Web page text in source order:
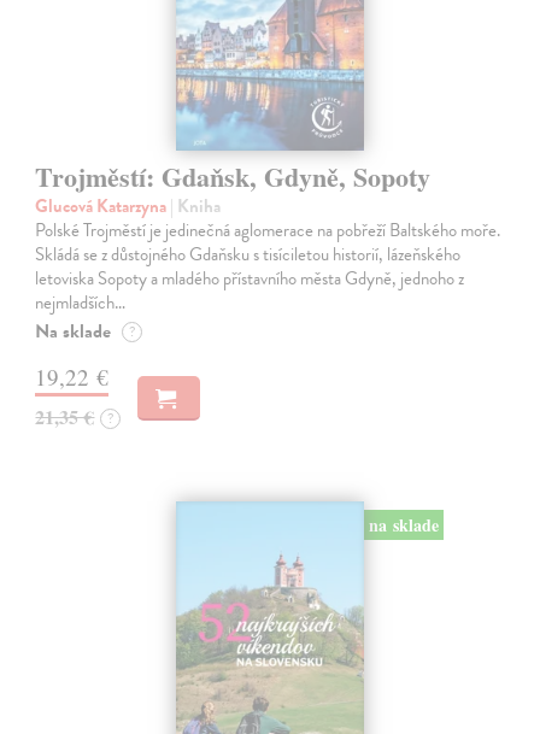
Trojměstí: Gdaňsk, Gdyně, Sopoty
Glucová Katarzyna| Kniha
Polské Trojměstí je jedinečná aglomerace na pobřeží Baltského moře.
Skládá se z důstojného Gdaňsku s tisíciletou historií, lázeňského
letoviska Sopoty a mladého přístavního města Gdyně, jednoho z
nejmladších…
Na sklade ?
19,22 €
21,35 € ?
na sklade